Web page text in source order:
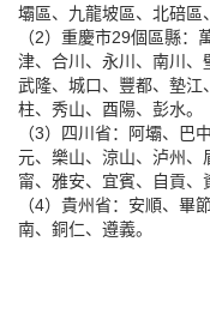
壩區、九龍坡區、北碚區
（2）重慶市29個區縣
津、合川、永川、南川、
武隆、城口、豐都、墊江
柱、秀山、酉陽、彭水。
（3）四川省：阿壩、巴
元、樂山、涼山、泸州
甯、雅安、宜賓、自貢、
（4）貴州省：安順、畢
南、銅仁、遵義。